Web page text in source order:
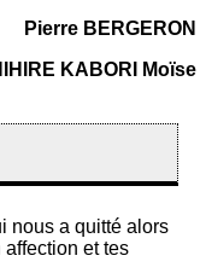
Pierre BERGERON
KABORI Moïse
nous a quitté alors
et tes